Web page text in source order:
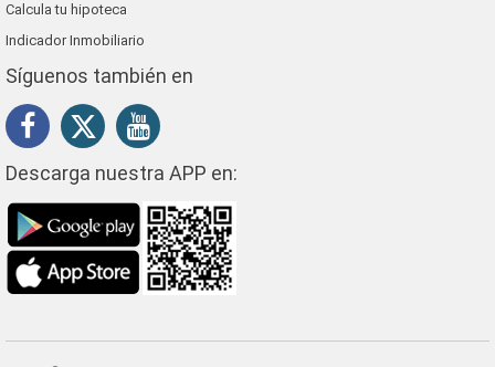
Calcula tu hipoteca
Indicador Inmobiliario
Síguenos también en
Descarga nuestra APP en: